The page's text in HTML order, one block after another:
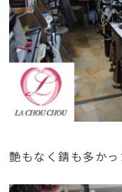
艶もなく錆も多か